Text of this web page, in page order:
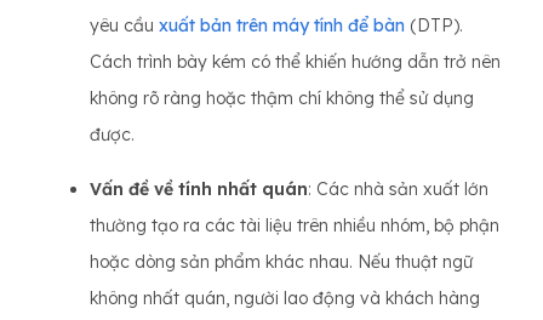
yêu cầu xuất bản trên máy tính để bàn (DTP).
Cách trình bày kém có thể khiến hướng dẫn trở nên
không rõ ràng hoặc thậm chí không thể sử dụng
được.
Vấn đề về tính nhất quán: Các nhà sản xuất lớn
thường tạo ra các tài liệu trên nhiều nhóm, bộ phận
hoặc dòng sản phẩm khác nhau. Nếu thuật ngữ
không nhất quán, người lao động và khách hàng